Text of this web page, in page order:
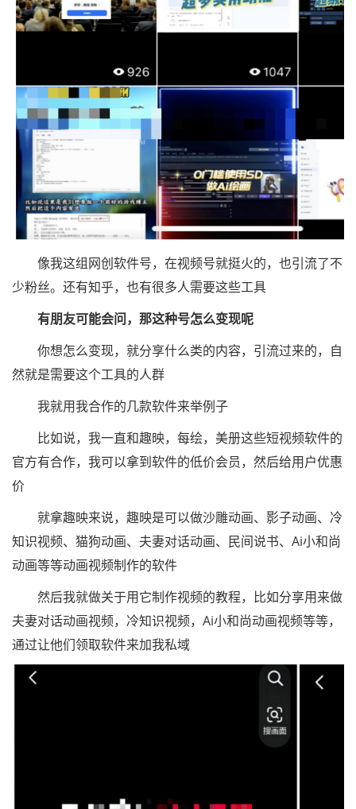
像我这组网创软件号，在视频号就挺火的，也引流了不
少粉丝。还有知乎，也有很多人需要这些工具
有朋友可能会问，那这种号怎么变现呢
你想怎么变现，就分享什么类的内容，引流过来的，自
然就是需要这个工具的人群
我就用我合作的几款软件来举例子
比如说，我一直和趣映，每绘，美册这些短视频软件的
官方有合作，我可以拿到软件的低价会员，然后给用户优惠
价
就拿趣映来说，趣映是可以做沙雕动画、影子动画、冷
知识视频、猫狗动画、夫妻对话动画、民间说书、Ai小和尚
动画等等动画视频制作的软件
然后我就做关于用它制作视频的教程，比如分享用来做
夫妻对话动画视频，冷知识视频，Ai小和尚动画视频等等，
通过让他们领取软件来加我私域